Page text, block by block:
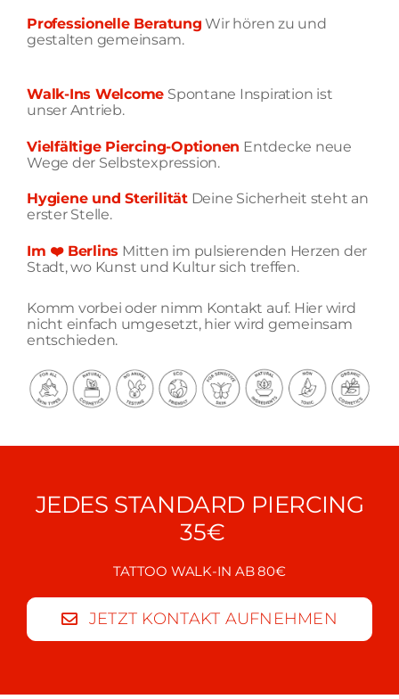
Professionelle Beratung Wir hören zu und
gestalten gemeinsam.
Walk-Ins Welcome Spontane Inspiration ist
unser Antrieb.
Vielfältige Piercing-Optionen Entdecke neue
Wege der Selbstexpression.
Hygiene und Sterilität Deine Sicherheit steht an
erster Stelle.
Im ❤️ Berlins Mitten im pulsierenden Herzen der
Stadt, wo Kunst und Kultur sich treffen.
Komm vorbei oder nimm Kontakt auf. Hier wird
nicht einfach umgesetzt, hier wird gemeinsam
entschieden.
JEDES STANDARD PIERCING
35€
TATTOO WALK-IN AB 80€
JETZT KONTAKT AUFNEHMEN